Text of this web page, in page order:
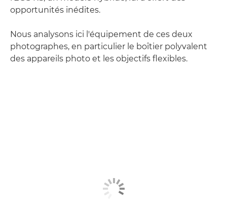
opportunités inédites.
Nous analysons ici l'équipement de ces deux
photographes, en particulier le boîtier polyvalent
des appareils photo et les objectifs flexibles.